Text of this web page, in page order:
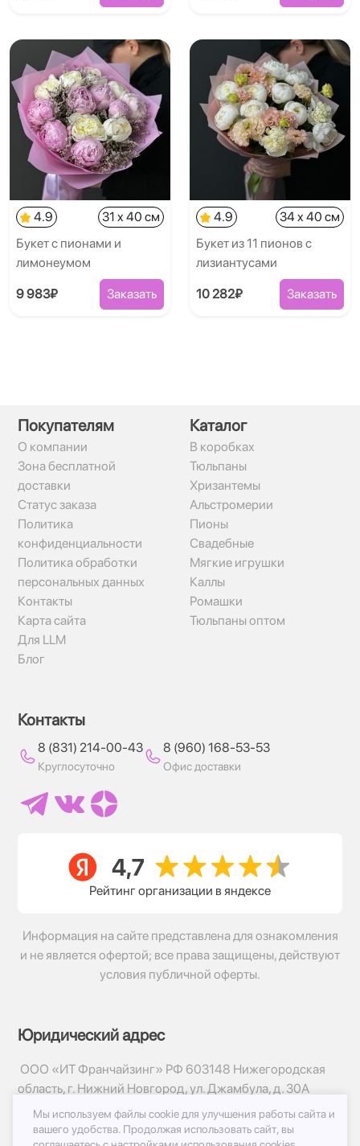
4.9
31 x 40 см
Букет с пионами и
лимонеумом
9 983₽ Заказать
4.9
34 x 40 см
Букет из 11 пионов с
лизиантусами
10 282₽ Заказать
Покупателям
О компании
Зона бесплатной
доставки
Статус заказа
Политика
конфиденциальности
Политика обработки
персональных данных
Контакты
Карта сайта
Для LLM
Блог
Каталог
В коробках
Тюльпаны
Хризантемы
Альстромерии
Пионы
Свадебные
Мягкие игрушки
Каллы
Ромашки
Тюльпаны оптом
Контакты
8 (831) 214-00-43
Круглосуточно
8 (960) 168-53-53
Офис доставки
Рейтинг организации в яндексе
Информация на сайте представлена для ознакомления
и не является офертой; все права защищены, действуют
условия публичной оферты.
Юридический адрес
ООО «ИТ Франчайзинг» РФ 603148 Нижегородская
область, г. Нижний Новгород, ул. Джамбула, д. 30А
© 2017-2026г, База Цветов 24.ру
Политика конфиденциальности
Мы используем файлы cookie для улучшения работы сайта и
вашего удобства. Продолжая использовать сайт, вы